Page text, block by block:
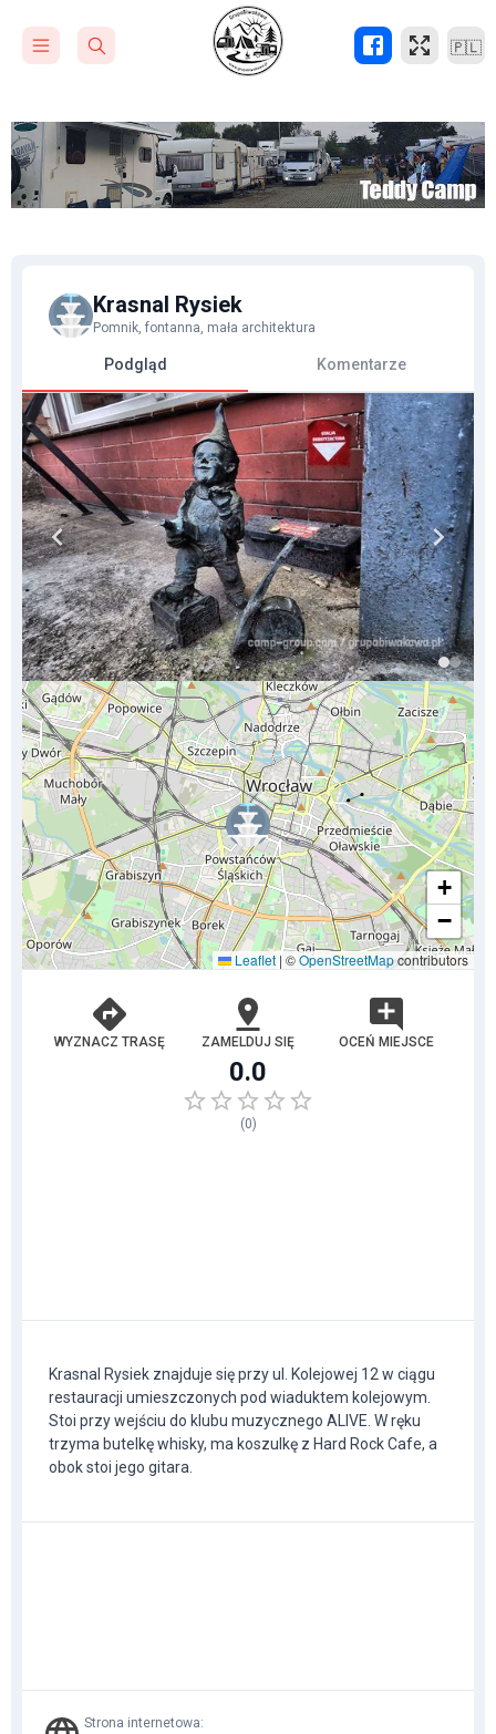
🇵🇱
Krasnal Rysiek
Pomnik, fontanna, mała architektura
Podgląd Komentarze
+
−
Leaflet | ©OpenStreetMapcontributors
WYZNACZ TRASĘ ZAMELDUJ SIĘ OCEŃ MIEJSCE
0.0
(0)
Krasnal Rysiek znajduje się przy ul. Kolejowej 12 w ciągu
restauracji umieszczonych pod wiaduktem kolejowym.
Stoi przy wejściu do klubu muzycznego ALIVE. W ręku
trzyma butelkę whisky, ma koszulkę z Hard Rock Cafe, a
obok stoi jego gitara.
Strona internetowa: